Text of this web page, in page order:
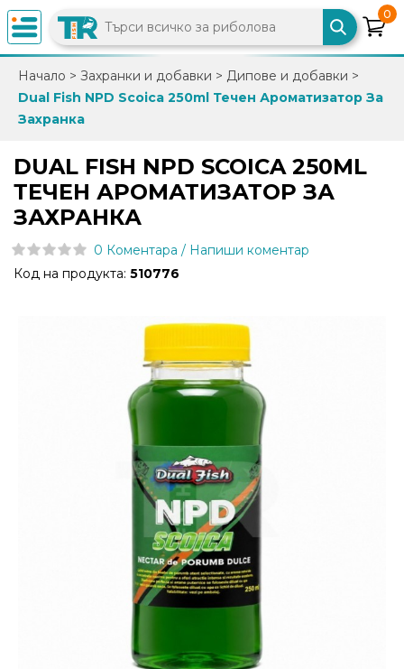
×
0882
892
info@trfish.com
Вход
0
Начало > Захранки и добавки > Дипове и добавки >
Dual Fish NPD Scoica 250ml Течен Ароматизатор За
Захранка
DUAL FISH NPD SCOICA 250ML
ТЕЧЕН АРОМАТИЗАТОР ЗА
ЗАХРАНКА
0 Коментара / Напиши коментар
Код на продукта: 510776